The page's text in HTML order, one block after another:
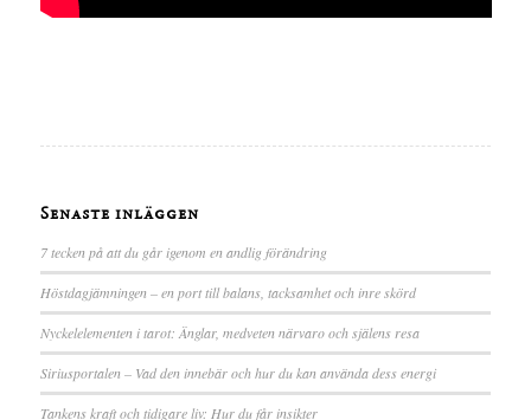
Senaste inläggen
7 tecken på att du går igenom en andlig förändring
Höstdagjämningen – en port till balans, tacksamhet och inre skörd
Nyckelelementen i tarot: Änglar, medveten närvaro och själens resa
Siriusportalen – Vad den innebär och hur du kan använda dess energi
Tankens kraft och tidigare liv: Hur du får insikter